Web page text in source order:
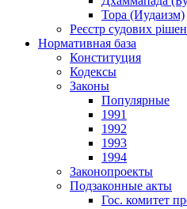
Тора (Иудаизм)
Реєстр судових
Нормативная база
Конституция
Кодексы
Законы
Популярные
1991
1992
1993
1994
Законопроекты
Подзаконные акты
Гос. комитет